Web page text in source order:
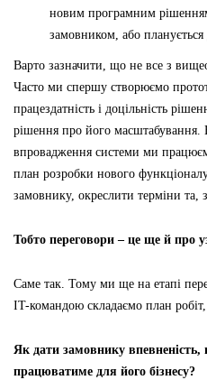
новим програмним
замовником, або
Варто зазначити, що не все з
Часто ми спершу створюємо
працездатність і доцільність
рішення про його масштабування.
впровадження системи ми
план розробки нового
замовнику, окреслити терміни та,
Тобто переговори – це ще й про
Саме так. Тому ми ще на етапі
IT-командою складаємо план
Як дати замовнику
працюватиме для його бізнесу?